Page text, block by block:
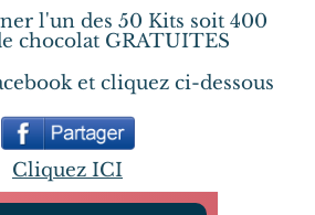
l'un des 50 Kits soit 400
chocolat GRATUITES
et cliquez ci-dessous
Cliquez ICI